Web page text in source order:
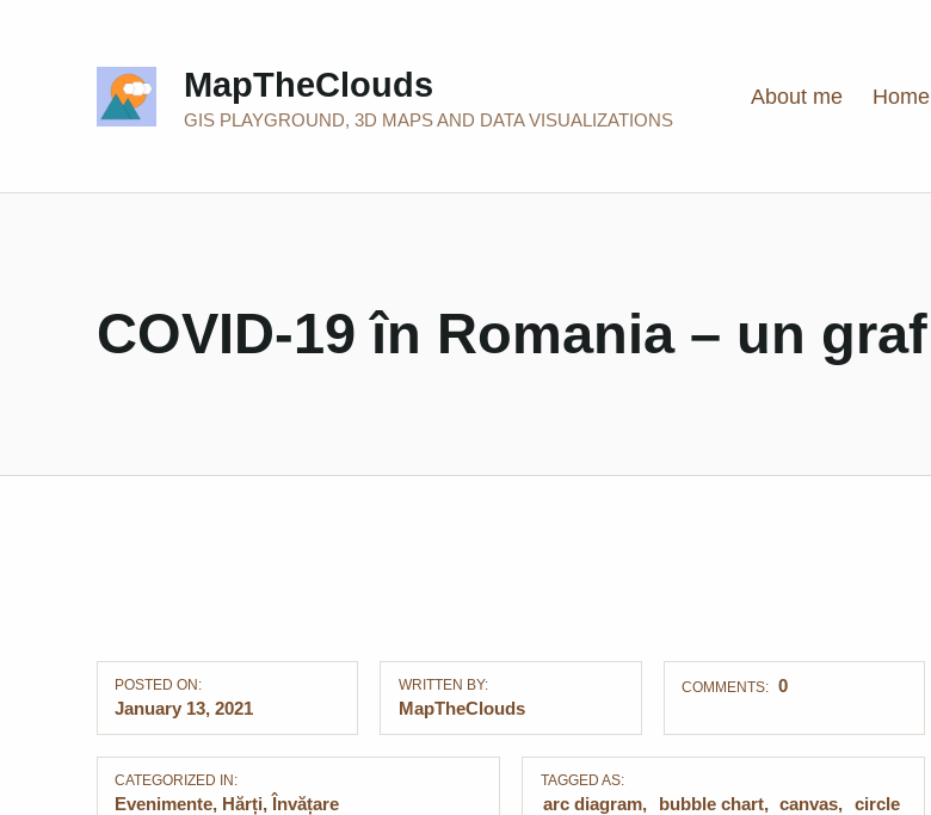
MapTheClouds
GIS PLAYGROUND, 3D MAPS AND DATA VISUALIZATIONS
About me Home
COVID-19 în Romania – un graf
POSTED ON:
January 13, 2021
WRITTEN BY:
MapTheClouds
COMMENTS: 0
CATEGORIZED IN:
Evenimente, Hărți, Învățare
TAGGED AS:
arc diagram bubble chart canvas
circle